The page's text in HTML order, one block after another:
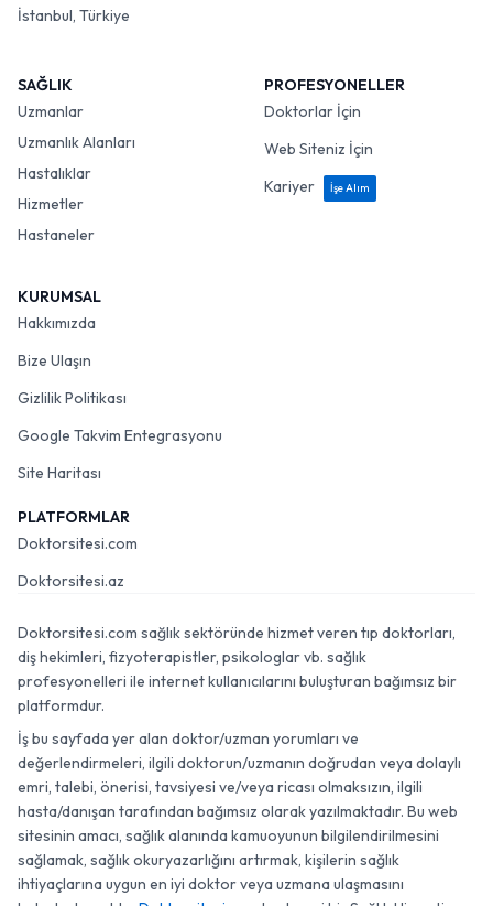
İstanbul, Türkiye
SAĞLIK
Uzmanlar
Uzmanlık Alanları
Hastalıklar
Hizmetler
Hastaneler
PROFESYONELLER
Doktorlar İçin
Web Siteniz İçin
Kariyer
İşe Alım
KURUMSAL
Hakkımızda
Bize Ulaşın
Gizlilik Politikası
Google Takvim Entegrasyonu
Site Haritası
PLATFORMLAR
Doktorsitesi.com
Doktorsitesi.az
Doktorsitesi.com sağlık sektöründe hizmet veren tıp doktorları,
diş hekimleri, fizyoterapistler, psikologlar vb. sağlık
profesyonelleri ile internet kullanıcılarını buluşturan bağımsız bir
platformdur.
İş bu sayfada yer alan doktor/uzman yorumları ve
değerlendirmeleri, ilgili doktorun/uzmanın doğrudan veya dolaylı
emri, talebi, önerisi, tavsiyesi ve/veya ricası olmaksızın, ilgili
hasta/danışan tarafından bağımsız olarak yazılmaktadır. Bu web
sitesinin amacı, sağlık alanında kamuoyunun bilgilendirilmesini
sağlamak, sağlık okuryazarlığını artırmak, kişilerin sağlık
ihtiyaçlarına uygun en iyi doktor veya uzmana ulaşmasını